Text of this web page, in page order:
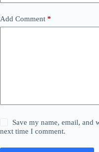
Add Comment *
Save my name, email, and
next time I comment.